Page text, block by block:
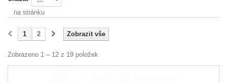
na stránku
Zobrazit vše
1 2
Zobrazeno 1 – 12 z 19 položek